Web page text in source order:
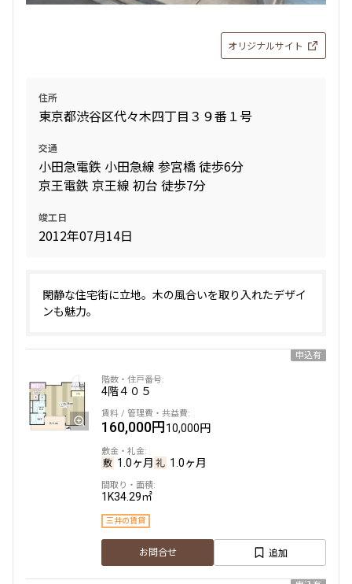
オリジナルサイト
住所
東京都渋谷区代々木四丁目３９番１号
交通
小田急電鉄 小田急線 参宮橋 徒歩6分
京王電鉄 京王線 初台 徒歩7分
竣工日
2012年07月14日
閑静な住宅街に立地。木の風合いを取り入れたデザイ
ンも魅力。
申込有
4階４０５
160,000円10,000円
1.0ヶ月 1.0ヶ月
1K34.29㎡
三井の賃貸
お問合せ 追加